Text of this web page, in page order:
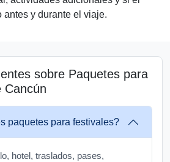
y durante el viaje.
sobre Paquetes para
Cancún
paquetes para festivales?
hotel, traslados, pases,